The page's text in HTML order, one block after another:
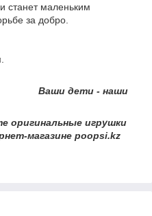
станет маленьким
за добро.
- наши
игрушки
магазине poopsi.kz